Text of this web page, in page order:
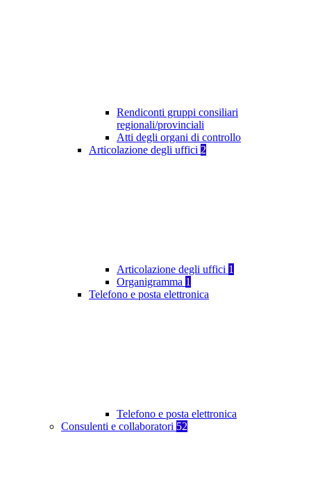
Rendiconti gruppi consiliari
regionali/provinciali
Atti degli organi di controllo
Articolazione degli uffici 2
Articolazione degli uffici 1
Organigramma 1
Telefono e posta elettronica
Telefono e posta elettronica
Consulenti e collaboratori 52